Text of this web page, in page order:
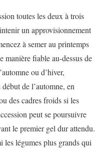
toutes les deux à trois
un approvisionnement
à semer au printemps
manière fiable au-dessus de
ou d’hiver,
de l’automne, en
des cadres froids si les
peut se poursuivre
le premier gel dur attendu.
les légumes plus grands qui